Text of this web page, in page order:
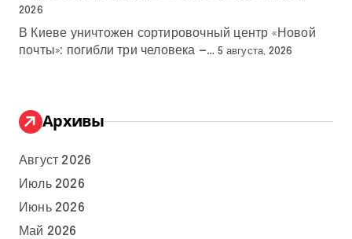
2026
В Киеве уничтожен сортировочный центр «Новой
почты»: погибли три человека —… 5 августа, 2026
Архивы
Август 2026
Июль 2026
Июнь 2026
Май 2026